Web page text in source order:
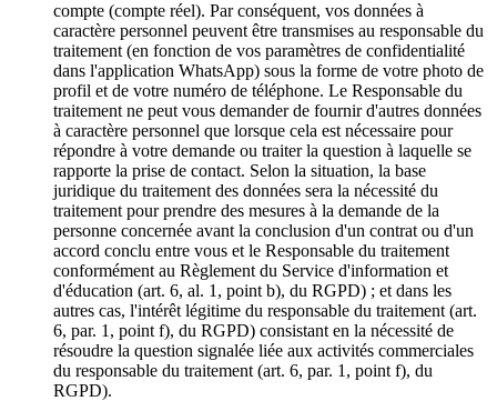
compte (compte réel). Par conséquent, vos données à
caractère personnel peuvent être transmises au responsable du
traitement (en fonction de vos paramètres de confidentialité
dans l'application WhatsApp) sous la forme de votre photo de
profil et de votre numéro de téléphone. Le Responsable du
traitement ne peut vous demander de fournir d'autres données
à caractère personnel que lorsque cela est nécessaire pour
répondre à votre demande ou traiter la question à laquelle se
rapporte la prise de contact. Selon la situation, la base
juridique du traitement des données sera la nécessité du
traitement pour prendre des mesures à la demande de la
personne concernée avant la conclusion d'un contrat ou d'un
accord conclu entre vous et le Responsable du traitement
conformément au Règlement du Service d'information et
d'éducation (art. 6, al. 1, point b), du RGPD) ; et dans les
autres cas, l'intérêt légitime du responsable du traitement (art.
6, par. 1, point f), du RGPD) consistant en la nécessité de
résoudre la question signalée liée aux activités commerciales
du responsable du traitement (art. 6, par. 1, point f), du
RGPD).